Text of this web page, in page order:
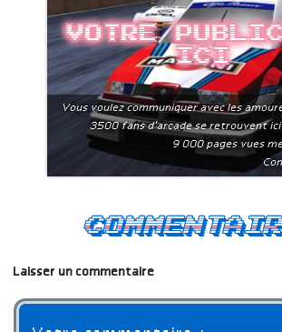
Votre
ici
Vous voulez communiquer avec les
3500 fans d'arcade se retrouvent ici
9 000 pages vues
Laisser un commentaire